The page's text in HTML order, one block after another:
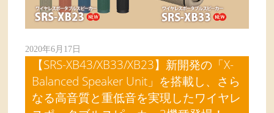
2020年6月17日
【SRS-XB43/XB33/XB23】新開発の「X-
Balanced Speaker Unit」を搭載し、さら
なる高音質と重低音を実現したワイヤレ